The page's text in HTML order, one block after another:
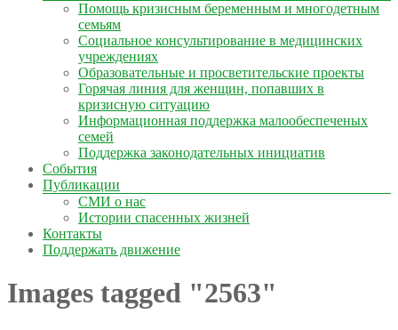
Помощь кризисным беременным и многодетным
семьям
Социальное консультирование в медицинских
учреждениях
Образовательные и просветительские проекты
Горячая линия для женщин, попавших в
кризисную ситуацию
Информационная поддержка малообеспеченых
семей
Поддержка законодательных инициатив
События
Публикации
СМИ о нас
Истории спасенных жизней
Контакты
Поддержать движение
Images tagged "2563"